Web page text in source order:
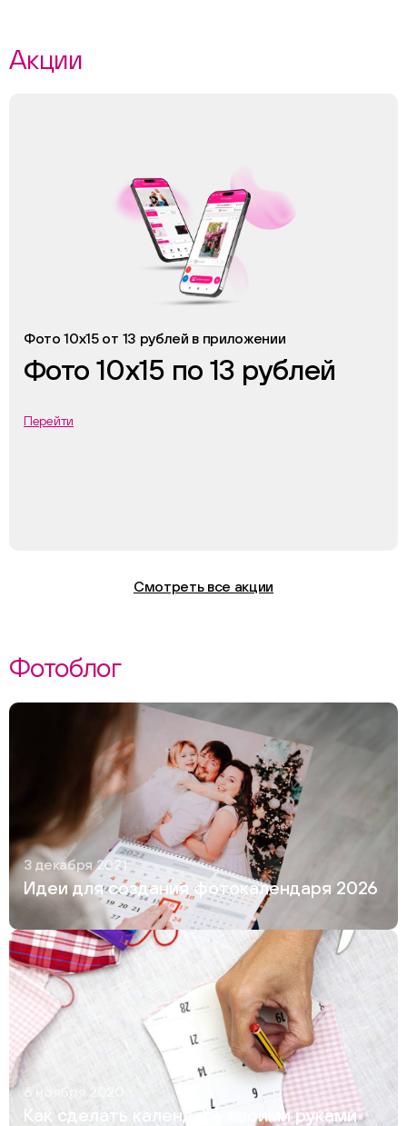
Акции
Фото 10х15 от 13 рублей в приложении
Фото 10х15 по 13 рублей
Перейти
Смотреть все акции
Фотоблог
3 декабря 2021
Идеи для создания фотокалендаря 2026
6 ноября 2020
Как сделать календарь своими руками